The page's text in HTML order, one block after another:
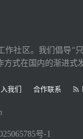
作社区。我们倡导“
式在国内的渐进式
我们 合作联系
号-1